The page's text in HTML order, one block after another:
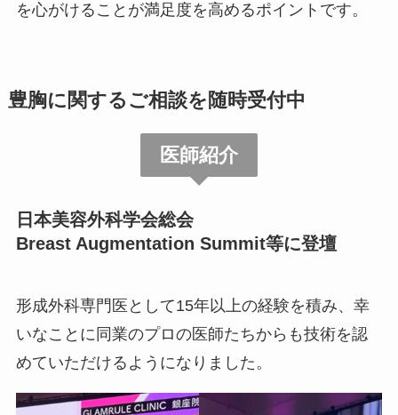
を心がけることが満足度を高めるポイントです。
豊胸に関するご相談を随時受付中
医師紹介
日本美容外科学会総会
Breast Augmentation Summit等に登壇
形成外科専門医として15年以上の経験を積み、幸
いなことに同業のプロの医師たちからも技術を認
めていただけるようになりました。